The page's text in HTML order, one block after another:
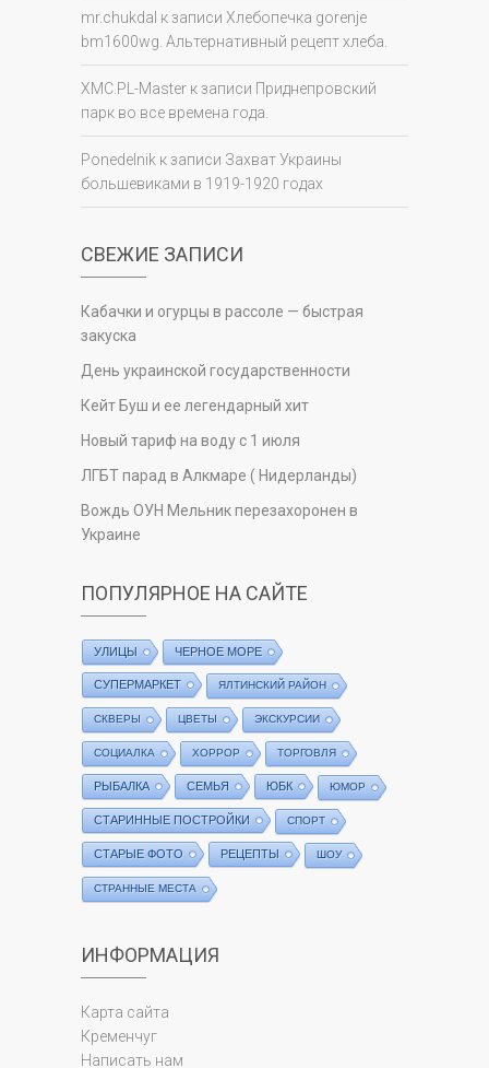
mr.chukdal к записи Хлебопечка gorenje
bm1600wg. Альтернативный рецепт хлеба.
XMC.PL-Master к записи Приднепровский
парк во все времена года.
Ponedelnik к записи Захват Украины
большевиками в 1919-1920 годах
СВЕЖИЕ ЗАПИСИ
Кабачки и огурцы в рассоле — быстрая
закуска
День украинской государственности
Кейт Буш и ее легендарный хит
Новый тариф на воду с 1 июля
ЛГБТ парад в Алкмаре ( Нидерланды)
Вождь ОУН Мельник перезахоронен в
Украине
ПОПУЛЯРНОЕ НА САЙТЕ
УЛИЦЫ ЧЕРНОЕ МОРЕ
СУПЕРМАРКЕТ ЯЛТИНСКИЙ РАЙОН
СКВЕРЫ ЦВЕТЫ ЭКСКУРСИИ
СОЦИАЛКА ХОРРОР ТОРГОВЛЯ
РЫБАЛКА СЕМЬЯ ЮБК ЮМОР
СТАРИННЫЕ ПОСТРОЙКИ СПОРТ
СТАРЫЕ ФОТО РЕЦЕПТЫ ШОУ
СТРАННЫЕ МЕСТА
ИНФОРМАЦИЯ
Карта сайта
Кременчуг
Написать нам